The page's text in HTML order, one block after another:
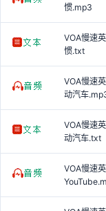
惯.mp3
VOA慢速
惯.txt
VOA慢速
动汽车
VOA慢速
动汽车.txt
VOA慢速